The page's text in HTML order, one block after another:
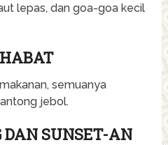
lepas, dan goa-goa kecil
semuanya
jebol.
SUNSET-AN